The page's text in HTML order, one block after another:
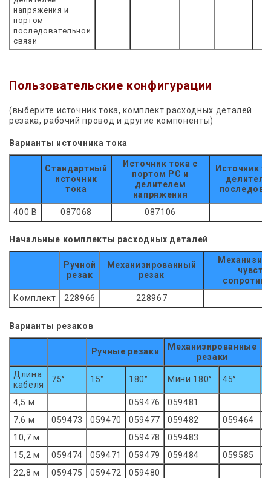
напряжения и
портом
последовательной
связи
Пользовательские конфигурации
(выберите источник тока, комплект расходных деталей
резака, рабочий провод и другие компоненты)
Варианты источника тока
Стандартный
источник
тока
Источник тока с
портом PC и
делителем
напряжения
Источник
400 В 087068 087106
Начальные комплекты расходных деталей
Ручной
резак
Механизированный
резак
Комплект
228966 228967
Варианты резаков
Ручные резаки
Механизированные
резаки
Длина
кабеля
75° 15° 180° Мини 180° 45°
4,5 м 059476
059481
7,6 м
059473 059470 059477 059482 059464
10,7 м
059478
059483
15,2 м
059474 059471 059479 059484 059585
22,8 м
059475 059472 059480